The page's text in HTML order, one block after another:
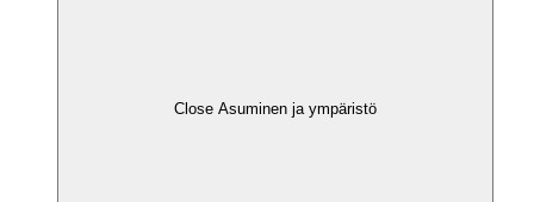
Close Asuminen ja ympäristö